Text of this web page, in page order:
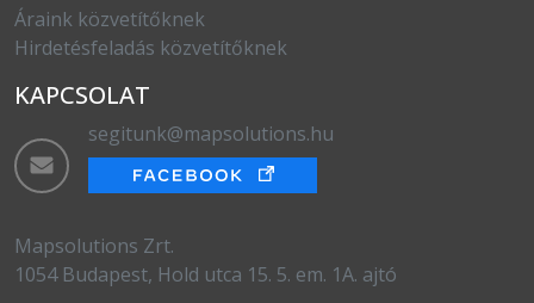
Áraink közvetítőknek
Hirdetésfeladás közvetítőknek
KAPCSOLAT
segitunk@mapsolutions.hu
Mapsolutions Zrt.
1054 Budapest, Hold utca 15. 5. em. 1A. ajtó